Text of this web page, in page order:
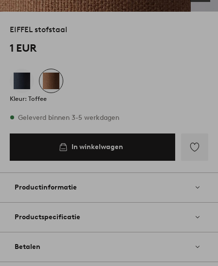
EIFFEL stofstaal
1 EUR
Kleur: Toffee
Op voorraad
Geleverd binnen 3-5 werkdagen
In winkelwagen
aan
Productinformatie
Productspecificatie
Betalen